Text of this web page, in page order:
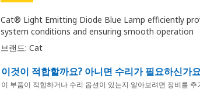
Cat® Light Emitting Diode Blue Lamp efficiently
system conditions and ensuring smooth operation
브랜드: Cat
이것이 적합할까요? 아니면 수리가 필요하신가
이 부품이 적합하거나 수리 옵션이 있는지 알아보려면 장비를 추